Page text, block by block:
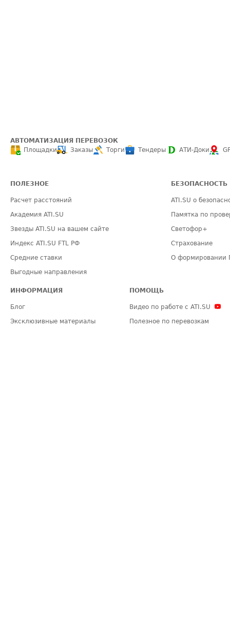
АВТОМАТИЗАЦИЯ ПЕРЕВОЗОК
Площадки
Заказы Торги Тендеры АТИ-Доки
ПОЛЕЗНОЕ
Расчет расстояний
Академия ATI.SU
Звезды ATI.SU на вашем сайте
Индекс ATI.SU FTL РФ
Средние ставки
Выгодные направления
БЕЗОПАСНОСТЬ
ATI.SU о
Памятка по
Светофор+
Страхование
О формировании
ИНФОРМАЦИЯ
Блог
Эксклюзивные материалы
ПОМОЩЬ
Видео по работе с ATI.SU
Полезное по перевозкам